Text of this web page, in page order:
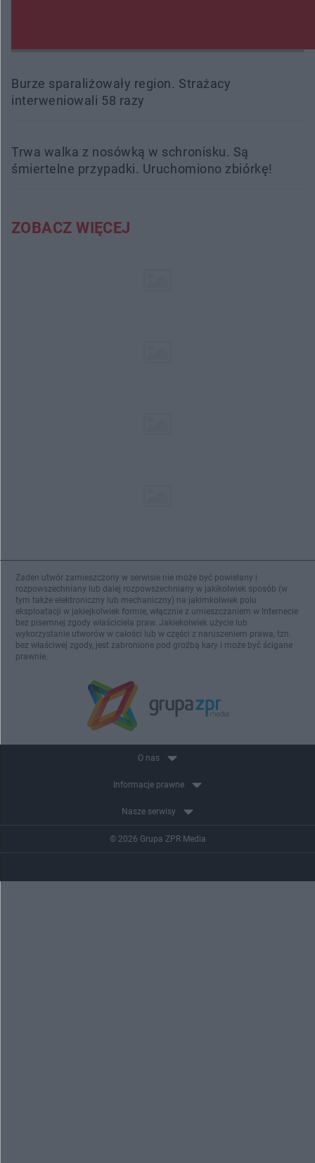
Burze sparaliżowały region. Strażacy
interweniowali 58 razy
Trwa walka z nosówką w schronisku. Są
śmiertelne przypadki. Uruchomiono zbiórkę!
ZOBACZ WIĘCEJ
Żaden utwór zamieszczony w serwisie nie może być powielany i
rozpowszechniany lub dalej rozpowszechniany w jakikolwiek sposób (w
tym także elektroniczny lub mechaniczny) na jakimkolwiek polu
eksploatacji w jakiejkolwiek formie, włącznie z umieszczaniem w Internecie
bez pisemnej zgody właściciela praw. Jakiekolwiek użycie lub
wykorzystanie utworów w całości lub w części z naruszeniem prawa, tzn.
bez właściwej zgody, jest zabronione pod groźbą kary i może być ścigane
prawnie.
O nas
Informacje prawne
Nasze serwisy
© 2026 Grupa ZPR Media